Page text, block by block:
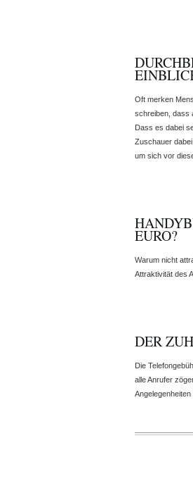
Oft merken
schreiben, dass
Dass es dabei
Zuschauer
um sich vor
EURO?
Warum nicht
Attraktivität des
DER
Die
alle Anrufer
Angelegenheiten